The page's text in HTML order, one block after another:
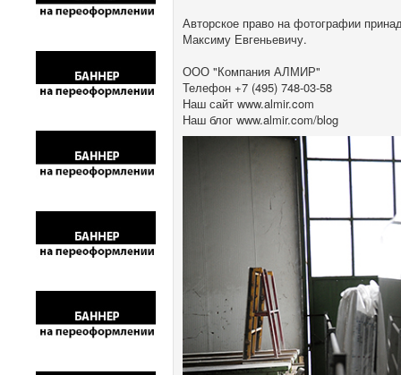
Авторское право на фотографии
Максиму Евгеньевичу.
ООО "Компания АЛМИР"
Телефон +7 (495) 748-03-58
Наш сайт www.almir.com
Наш блог www.almir.com/blog